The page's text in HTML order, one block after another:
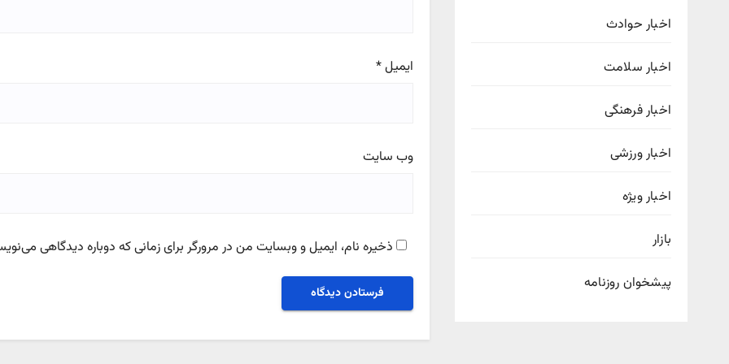
اخبار حوادث
اخبار سلامت
اخبار فرهنگی
اخبار ورزشی
اخبار ویژه
بازار
پیشخوان روزنامه
ایمیل*
وب‌ سایت
ذخیره نام، ایمیل و وبسایت من در مرورگر برای زمانی که دوباره دیدگاهی